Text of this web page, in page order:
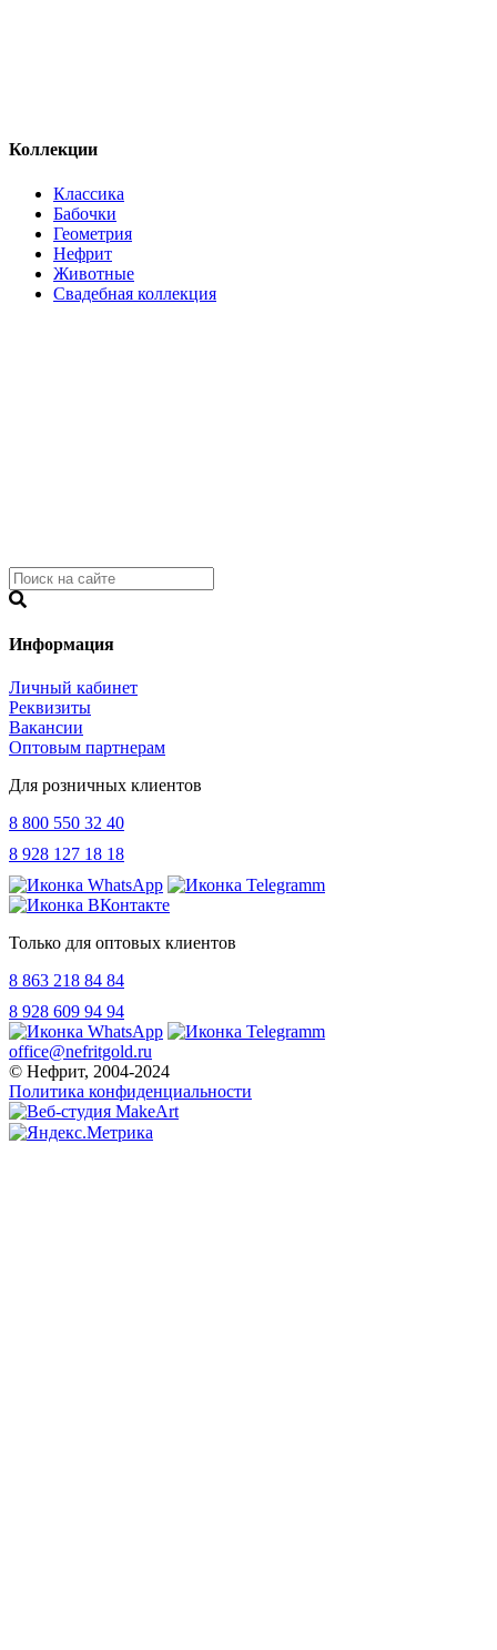
Коллекции
Классика
Бабочки
Геометрия
Нефрит
Животные
Свадебная коллекция
Информация
Личный кабинет
Реквизиты
Вакансии
Оптовым партнерам
Для розничных клиентов
8 800 550 32 40
8 928 127 18 18
Только для оптовых клиентов
8 863 218 84 84
8 928 609 94 94
office@nefritgold.ru
© Нефрит, 2004-2024
Политика конфиденциальности